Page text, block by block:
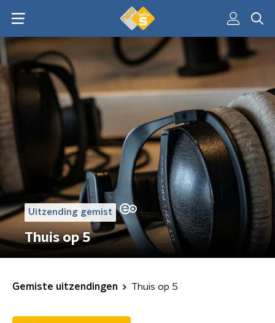
Uitzending gemist
Thuis op 5
Gemiste uitzendingen Thuis op 5